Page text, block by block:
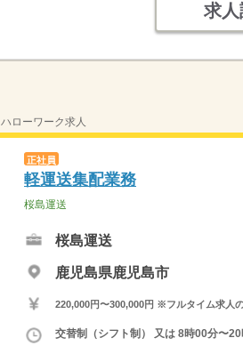
求人
ハローワーク求人
正社員
軽運送集配業務
桜島運送
桜島運送
鹿児島県鹿児島市
220,000円〜300,000円 ※フルタイム求人
交替制（シフト制） 又は 8時00分〜